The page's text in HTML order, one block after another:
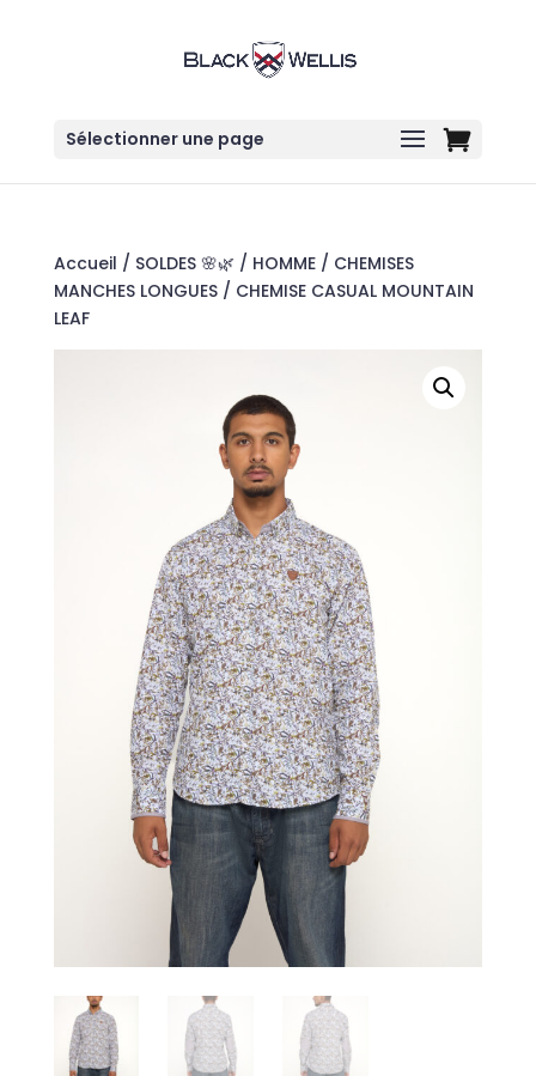
Sélectionner une page
Accueil / SOLDES 🌸🌿 / HOMME/ CHEMISES
MANCHES LONGUES/ CHEMISE CASUAL MOUNTAIN
LEAF